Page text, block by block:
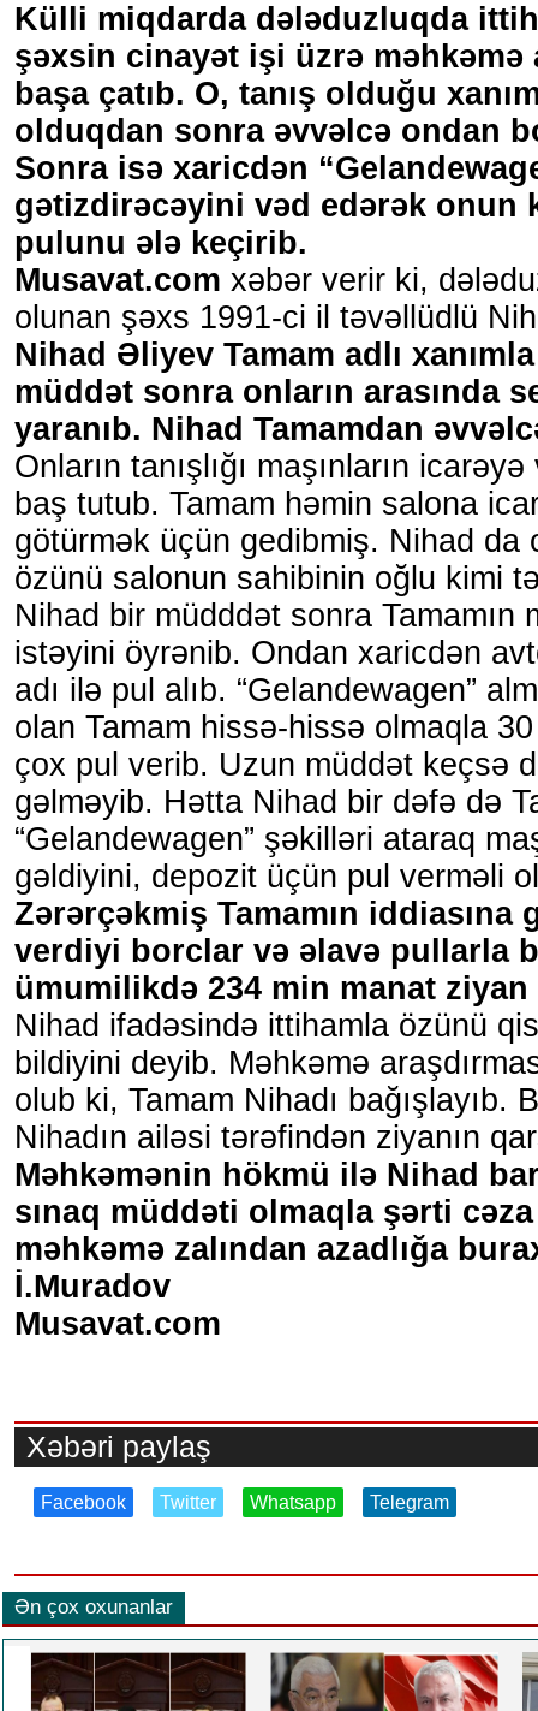
Külli miqdarda dələduzluqda
şəxsin cinayət işi üzrə məhkəmə
başa çatıb. O, tanış olduğu
olduqdan sonra əvvəlcə ondan
Sonra isə xaricdən
gətizdirəcəyini vəd edərək onun
pulunu ələ keçirib.
Musavat.com xəbər verir ki,
olunan şəxs 1991-ci il təvəllüdlü
Nihad Əliyev Tamam adlı
müddət sonra onların arasında
yaranıb. Nihad Tamamdan
Onların tanışlığı maşınların
baş tutub. Tamam həmin salona
götürmək üçün gedibmiş. Nihad da
özünü salonun sahibinin oğlu kimi
Nihad bir müdddət sonra Tamamın
istəyini öyrənib. Ondan xaricdən
adı ilə pul alıb. “Gelandewagen”
olan Tamam hissə-hissə olmaqla
çox pul verib. Uzun müddət keçsə
gəlməyib. Hətta Nihad bir dəfə də
“Gelandewagen” şəkilləri ataraq
gəldiyini, depozit üçün pul verməli
Zərərçəkmiş Tamamın iddiasına
verdiyi borclar və əlavə pullarla
ümumilikdə 234 min manat
Nihad ifadəsində ittihamla özünü
bildiyini deyib. Məhkəmə
olub ki, Tamam Nihadı bağışlayıb.
Nihadın ailəsi tərəfindən ziyanın
Məhkəmənin hökmü ilə Nihad
sınaq müddəti olmaqla şərti
məhkəmə zalından azadlığa
İ.Muradov
Musavat.com
Xəbəri paylaş
Facebook Twitter Whatsapp Telegram
Ən çox oxunanlar